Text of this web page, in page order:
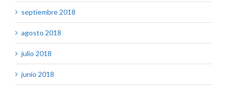
septiembre 2018
agosto 2018
julio 2018
junio 2018